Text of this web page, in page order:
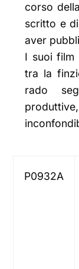
corso
scritto e
aver
I suoi film
tra la
rado
P0932A